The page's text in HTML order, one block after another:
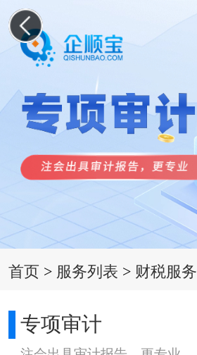
首页 > 服务列表 > 财税服务
专项审计